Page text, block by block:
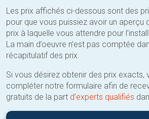
Les prix affichés ci-dessous sont des
pour que vous puissiez avoir un aperçu
prix à laquelle vous attendre pour
La main d’oeuvre n’est pas comptée
récapitulatif des prix.
Si vous désirez obtenir des prix exacts,
compléter notre formulaire afin de
gratuits de la part d’experts qualifiés